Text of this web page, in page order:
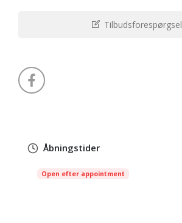
Tilbudsforespørgsel
Åbningstider
Open efter appointment